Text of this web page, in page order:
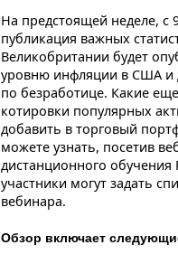
На предстоящей неделе, с
публикация важных
Великобритании будет
уровню инфляции в США и
по безработице. Какие
котировки популярных
добавить в торговый
можете узнать, посетив
дистанционного
участники могут задать
вебинара.
Обзор включает